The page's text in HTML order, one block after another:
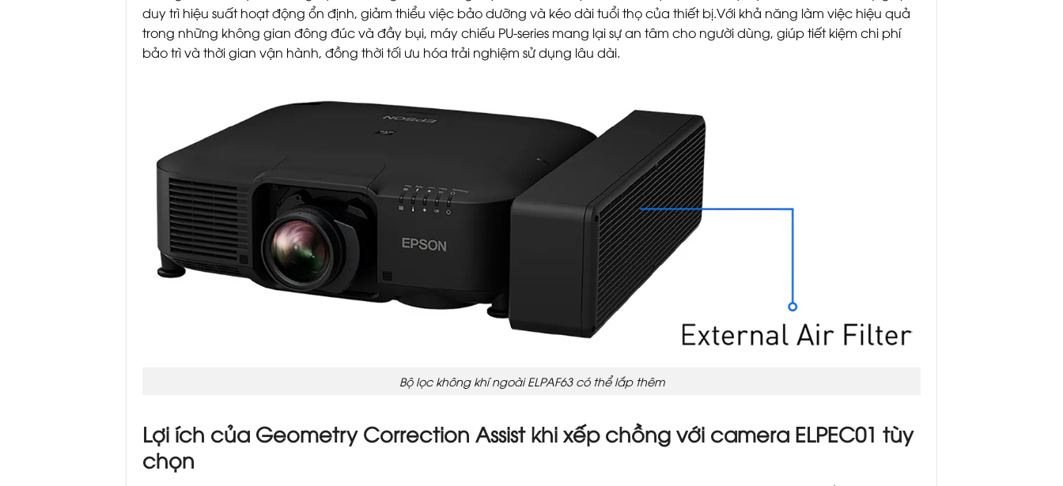
duy trì hiệu suất hoạt động ổn định, giảm thiểu việc bảo dưỡng và kéo dài tuổi thọ của thiết bị.Với khả năng làm việc hiệu quả
trong những không gian đông đúc và đầy bụi, máy chiếu PU-series mang lại sự an tâm cho người dùng, giúp tiết kiệm chi phí
bảo trì và thời gian vận hành, đồng thời tối ưu hóa trải nghiệm sử dụng lâu dài.
Bộ lọc không khí ngoài ELPAF63 có thể lắp thêm
Lợi ích của Geometry Correction Assist khi xếp chồng với camera ELPEC01 tùy
chọn